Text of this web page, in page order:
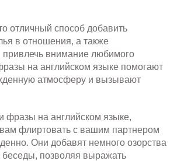
отличный способ добавить
в отношения, а также
привлечь внимание любимого
на английском языке помогают
атмосферу и вызывают
фразы на английском языке,
флиртовать с вашим партнером
Они добавят немного озорства
позволяя выражать